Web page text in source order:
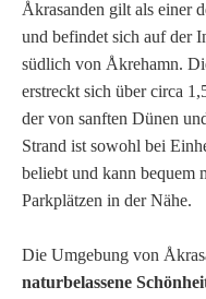
Åkrasanden gilt als einer
und befindet sich auf der
südlich von Åkrehamn.
erstreckt sich über circa
der von sanften Dünen
Strand ist sowohl bei
beliebt und kann bequem
Parkplätzen in der Nähe.
Die Umgebung von
naturbelassene